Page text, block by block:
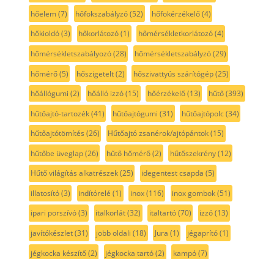
hőelem(7) hőfokszabályzó(52) hőfokérzékelő(4)
hőkioldó(3) hőkorlátozó(1) hőmérsékletkorlátozó(4)
hőmérsékletszabályozó(28) hőmérsékletszabályzó(29)
hőmérő(5) hőszigetelt(2) hőszivattyús szárítógép(25)
hőállógumi (2) hőálló izzó(15) hőérzékelő(13) hűtő(393)
hűtőajtó-tartozék(41) hűtőajtógumi (31) hűtőajtópolc(34)
hűtőajtótömítés (26) Hűtőajtó zsanérok/ajtópántok(15)
hűtőbe üveglap(26) hűtő hőmérő(2) hűtőszekrény(12)
Hűtő világítás alkatrészek(25) idegentest csapda (5)
illatosító(3) indítórelé (1) inox(116) inox gombok(51)
ipari porszívó(3) italkorlát(32) italtartó(70) izzó(13)
javítókészlet(31) jobb oldali (18) Jura (1) jégaprító(1)
jégkocka készítő(2) jégkocka tartó(2) kampó(7)